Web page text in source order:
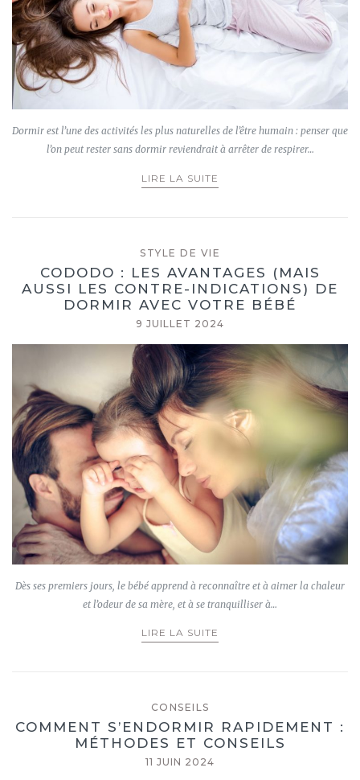
Dormir est l’une des activités les plus naturelles de l’être humain : penser que
l’on peut rester sans dormir reviendrait à arrêter de respirer…
LIRE LA SUITE
STYLE DE VIE
CODODO : LES AVANTAGES (MAIS
AUSSI LES CONTRE-INDICATIONS) DE
DORMIR AVEC VOTRE BÉBÉ
9 JUILLET 2024
Dès ses premiers jours, le bébé apprend à reconnaître et à aimer la chaleur
et l’odeur de sa mère, et à se tranquilliser à…
LIRE LA SUITE
CONSEILS
COMMENT S’ENDORMIR RAPIDEMENT :
MÉTHODES ET CONSEILS
11 JUIN 2024